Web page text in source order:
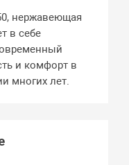
нержавеющая
в себе
и комфорт в
многих лет.